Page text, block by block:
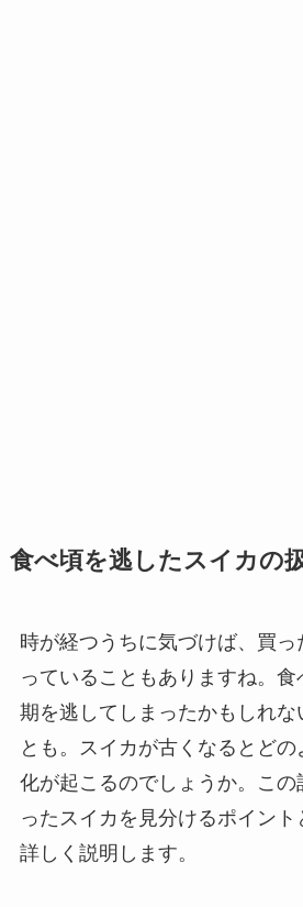
食べ頃を逃したスイカの
時が経つうちに気づけば、買
っていることもありますね。
期を逃してしまったかもしれな
とも。スイカが古くなるとど
化が起こるのでしょうか。この
ったスイカを見分けるポイン
詳しく説明します。